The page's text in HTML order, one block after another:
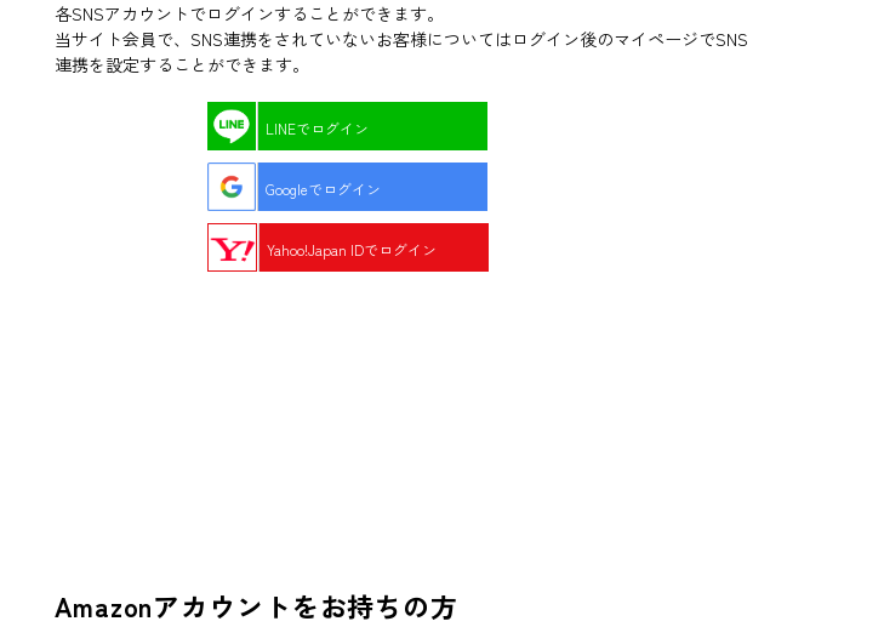
各SNSアカウントでログインすることができます。
当サイト会員で、SNS連携をされていないお客様についてはログイン後のマイページでSNS
連携を設定することができます。
LINEでログイン
Googleでログイン
Yahoo!Japan IDでログイン
Amazonアカウントをお持ちの方